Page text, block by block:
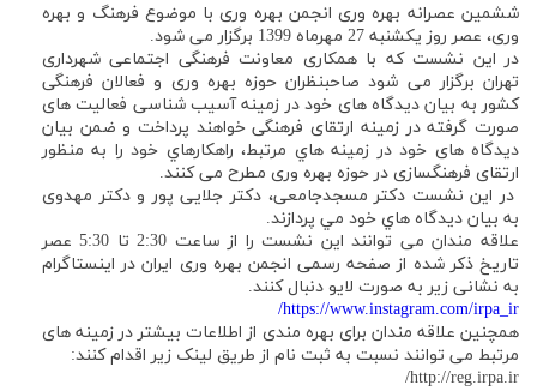
ششمین عصرانه بهره وری انجمن بهره وری با موضوع فرهنگ و بهره
وری، عصر روز يكشنبه 27 مهرماه 1399 برگزار می شود.
در این نشست که با همکاری معاونت فرهنگی اجتماعی شهرداری
تهران برگزار می شود صاحبنظران حوزه بهره وری و فعالان فرهنگی
کشور به بیان دیدگاه های خود در زمینه آسیب شناسی فعالیت های
صورت گرفته در زمینه ارتقای فرهنگی خواهند پرداخت و ضمن بیان
دیدگاه های خود در زمينه هاي مرتبط، راهكارهاي خود را به منظور
ارتقای فرهنگسازی در حوزه بهره وری مطرح می کنند.
در اين نشست دكتر مسجدجامعی، دكتر جلايی پور و دكتر مهدوی
به بيان ديدگاه هاي خود مي پردازند.
علاقه مندان می توانند این نشست را از ساعت 2:30 تا 5:30 عصر
تاریخ ذکر شده از صفحه رسمی انجمن بهره وری ایران در اینستاگرام
به نشانی زیر به صورت لایو دنبال کنند.
https://www.instagram.com/irpa_ir/
همچنین علاقه مندان برای بهره مندی از اطلاعات بیشتر در زمینه های
مرتبط می توانند نسبت به ثبت نام از طریق لینک زیر اقدام کنند:
http://reg.irpa.ir/